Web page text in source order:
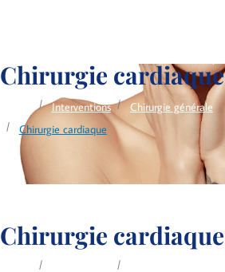
Chirurgie cardiaque
Interventions
Chirurgie générale
Chirurgie cardiaque
Chirurgie cardiaque